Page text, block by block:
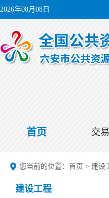
2026年08月08日
首页 交
您当前的位置： 首页 > 建设
建设工程